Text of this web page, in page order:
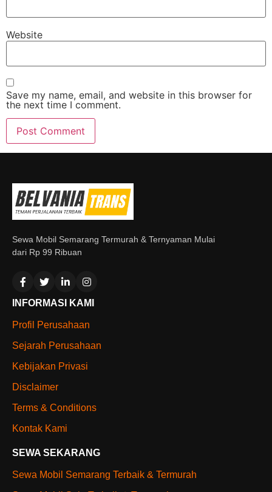
Website
Save my name, email, and website in this browser for
the next time I comment.
Sewa Mobil Semarang Termurah & Ternyaman Mulai
dari Rp 99 Ribuan
INFORMASI KAMI
Profil Perusahaan
Sejarah Perusahaan
Kebijakan Privasi
Disclaimer
Terms & Conditions
Kontak Kami
SEWA SEKARANG
Sewa Mobil Semarang Terbaik & Termurah